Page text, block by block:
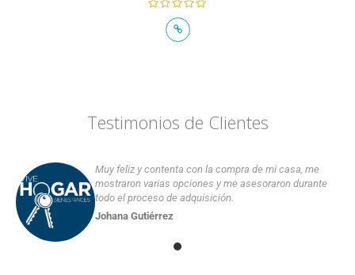
Testimonios de Clientes
Muy feliz y contenta con la compra de mi casa, me
mostraron varias opciones y me asesoraron durante
todo el proceso de adquisición.
Johana Gutiérrez